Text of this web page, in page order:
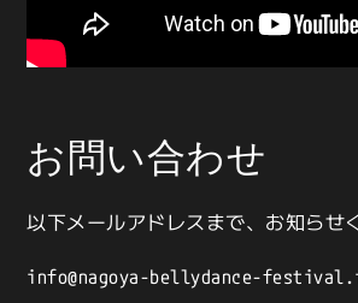
お問い合わせ
以下メールアドレスまで、お知らせ
info@nagoya-bellydance-